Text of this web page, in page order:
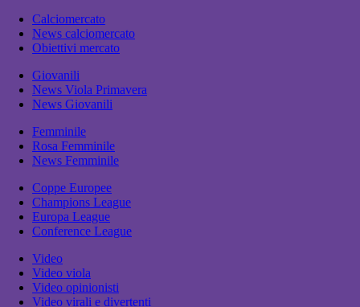
Calciomercato
News calciomercato
Obiettivi mercato
Giovanili
News Viola Primavera
News Giovanili
Femminile
Rosa Femminile
News Femminile
Coppe Europee
Champions League
Europa League
Conference League
Video
Video viola
Video opinionisti
Video virali e divertenti